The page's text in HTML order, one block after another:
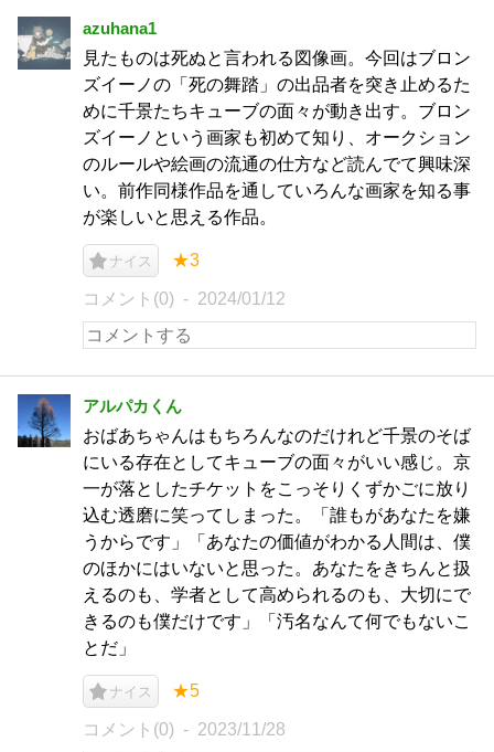
azuhana1
見たものは死ぬと言われる図像画。今回はブロン
ズイーノの「死の舞踏」の出品者を突き止めるた
めに千景たちキューブの面々が動き出す。ブロン
ズイーノという画家も初めて知り、オークション
のルールや絵画の流通の仕方など読んでて興味深
い。前作同様作品を通していろんな画家を知る事
が楽しいと思える作品。
ナイス ★3
コメント(0) 2024/01/12
アルパカくん
おばあちゃんはもちろんなのだけれど千景のそば
にいる存在としてキューブの面々がいい感じ。京
一が落としたチケットをこっそりくずかごに放り
込む透磨に笑ってしまった。「誰もがあなたを嫌
うからです」「あなたの価値がわかる人間は、僕
のほかにはいないと思った。あなたをきちんと扱
えるのも、学者として高められるのも、大切にで
きるのも僕だけです」「汚名なんて何でもないこ
とだ」
ナイス ★5
コメント(0) 2023/11/28